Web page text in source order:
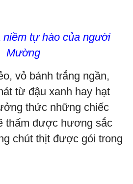
niềm tự hào của người
Mường
vỏ bánh trắng ngần,
từ đậu xanh hay hạt
thức những chiếc
thấm được hương sắc
chút thịt được gói trong